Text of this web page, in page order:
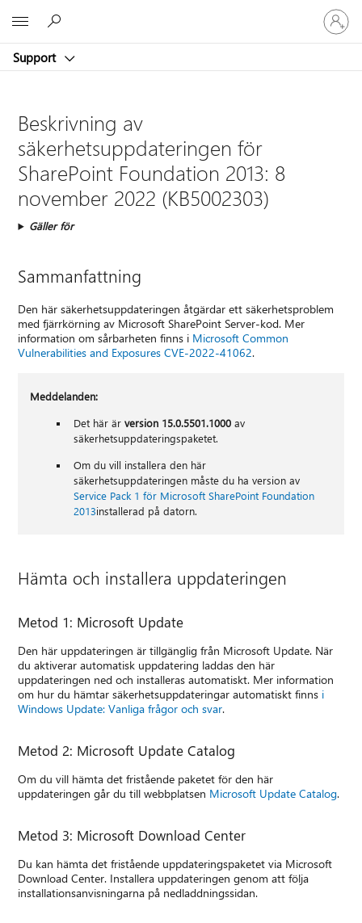
Support
Logga
in
på
konto
Beskrivning av
säkerhetsuppdateringen för
SharePoint Foundation 2013: 8
november 2022 (KB5002303)
Gäller för
Sammanfattning
Den här säkerhetsuppdateringen åtgärdar ett säkerhetsproblem
med fjärrkörning av Microsoft SharePoint Server-kod. Mer
information om sårbarheten finns i Microsoft Common
Vulnerabilities and Exposures CVE-2022-41062.
Meddelanden:
Det här är version 15.0.5501.1000av
säkerhetsuppdateringspaketet.
Om du vill installera den här
säkerhetsuppdateringen måste du ha version av
Service Pack 1 för Microsoft SharePoint Foundation
2013installerad på datorn.
Hämta och installera uppdateringen
Metod 1: Microsoft Update
Den här uppdateringen är tillgänglig från Microsoft Update. När
du aktiverar automatisk uppdatering laddas den här
uppdateringen ned och installeras automatiskt. Mer information
om hur du hämtar säkerhetsuppdateringar automatiskt finns i
Windows Update: Vanliga frågor och svar.
Metod 2: Microsoft Update Catalog
Om du vill hämta det fristående paketet för den här
uppdateringen går du till webbplatsen Microsoft Update Catalog.
Metod 3: Microsoft Download Center
Du kan hämta det fristående uppdateringspaketet via Microsoft
Download Center. Installera uppdateringen genom att följa
installationsanvisningarna på nedladdningssidan.